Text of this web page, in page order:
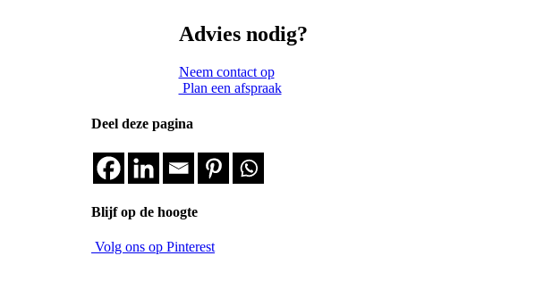
Advies nodig?
Neem contact op
Plan een afspraak
Deel deze pagina
Blijf op de hoogte
Volg ons op Pinterest